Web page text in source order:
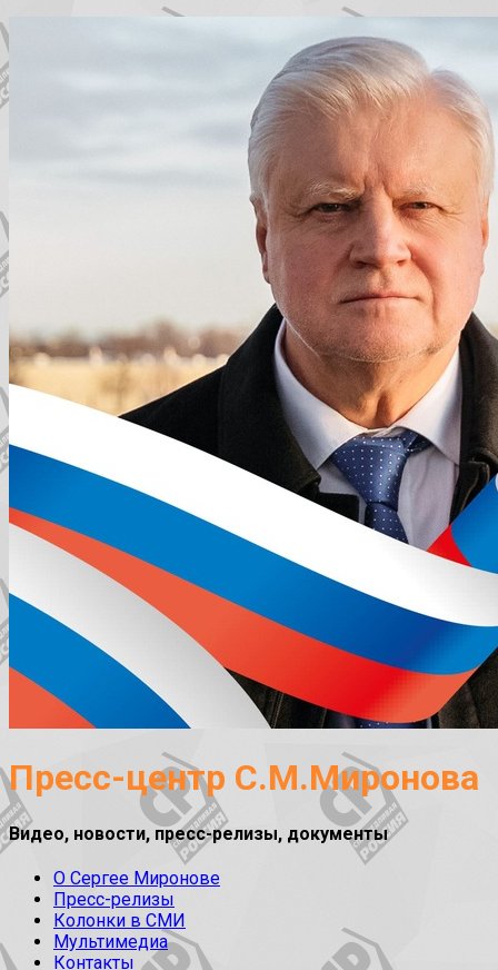
Пресс-центр С.М.Миронова
Видео, новости, пресс-релизы, документы
О Сергее Миронове
Пресс-релизы
Колонки в СМИ
Мультимедиа
Контакты